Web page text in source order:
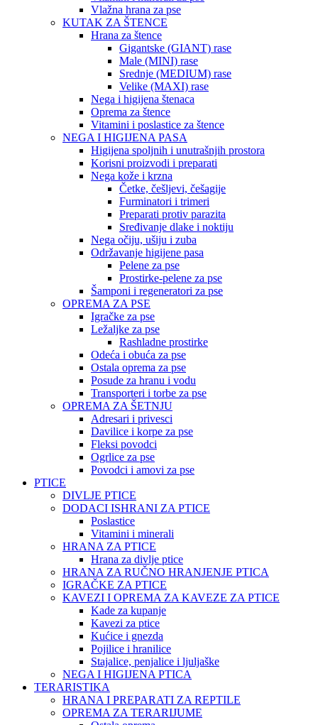
Vlažna hrana za pse
KUTAK ZA ŠTENCE
Hrana za štence
Gigantske (GIANT) rase
Male (MINI) rase
Srednje (MEDIUM) rase
Velike (MAXI) rase
Nega i higijena štenaca
Oprema za štence
Vitamini i poslastice za štence
NEGA I HIGIJENA PASA
Higijena spoljnih i unutrašnjih prostora
Korisni proizvodi i preparati
Nega kože i krzna
Četke, češljevi, češagije
Furminatori i trimeri
Preparati protiv parazita
Sređivanje dlake i noktiju
Nega očiju, ušiju i zuba
Održavanje higijene pasa
Pelene za pse
Prostirke-pelene za pse
Šamponi i regeneratori za pse
OPREMA ZA PSE
Igračke za pse
Ležaljke za pse
Rashladne prostirke
Odeća i obuća za pse
Ostala oprema za pse
Posude za hranu i vodu
Transporteri i torbe za pse
OPREMA ZA ŠETNJU
Adresari i privesci
Davilice i korpe za pse
Fleksi povodci
Ogrlice za pse
Povodci i amovi za pse
PTICE
DIVLJE PTICE
DODACI ISHRANI ZA PTICE
Poslastice
Vitamini i minerali
HRANA ZA PTICE
Hrana za divlje ptice
HRANA ZA RUČNO HRANJENJE PTICA
IGRAČKE ZA PTICE
KAVEZI I OPREMA ZA KAVEZE ZA PTICE
Kade za kupanje
Kavezi za ptice
Kućice i gnezda
Pojilice i hranilice
Stajalice, penjalice i ljuljaške
NEGA I HIGIJENA PTICA
TERARISTIKA
HRANA I PREPARATI ZA REPTILE
OPREMA ZA TERARIJUME